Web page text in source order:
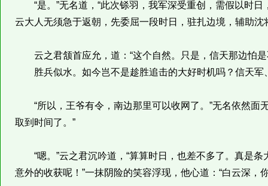
“是。”无名道，“此次铩羽，我军深受重创，需假以时日
云大人无须急于返朝，先委屈一段时日，驻扎边境，辅助沈
云之君颔首应允，道：“这个自然。只是，信天那边怕是
胜兵似水。如今岂不是趁胜追击的大好时机吗？信天军
“所以，王爷有令，南边那里可以收网了。”无名依然面
取到时间了。”
“嗯。”云之君沉吟道，“算算时日，也差不多了。真是
意外的收获呢！”一抹阴险的笑容浮现，他心道：“白云深